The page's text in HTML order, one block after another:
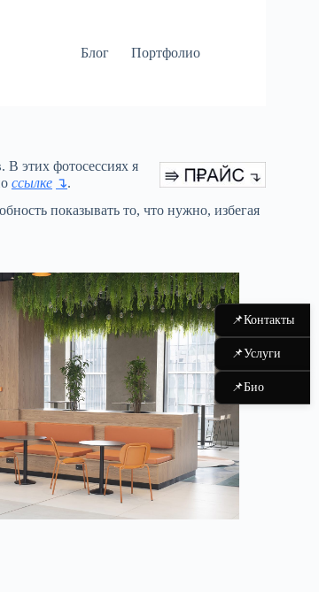
Блог Портфолио
В этих фотосессиях я
ссылке ↴.
показывать то, что нужно, избегая
📌Контакты
📌Услуги
📌Био